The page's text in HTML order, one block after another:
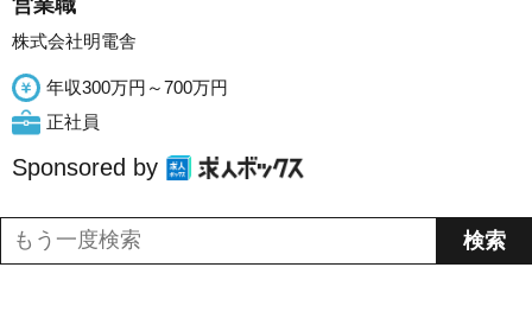
営業職
株式会社明電舎
年収300万円～700万円
正社員
Sponsored by